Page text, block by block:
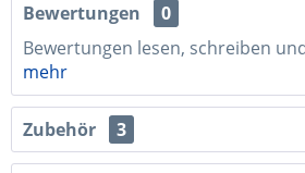
Bewertungen
0
Bewertungen lesen, schreiben
mehr
Zubehör 3